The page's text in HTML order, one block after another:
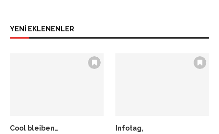
YENİ EKLENENLER
Cool bleiben…
Infotag,